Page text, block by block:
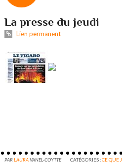
La presse du jeudi
Lien permanent
PARLAURAVANEL-COYTTE CATÉGORIES :CE QUE